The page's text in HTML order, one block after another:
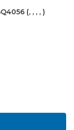
(, , , , )